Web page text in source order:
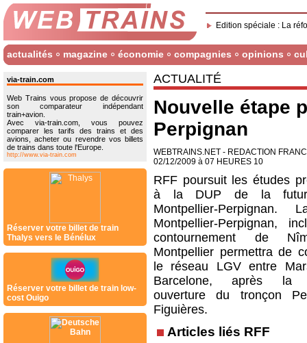
Edition spéciale : La
actualités magazine économie compagnies opinions
via-train.com
Web Trains vous propose de découvrir
son comparateur indépendant
train+avion.
Avec via-train.com, vous pouvez
comparer les tarifs des trains et des
avions, acheter ou revendre vos billets
de trains dans toute l'Europe.
http://www.via-train.com
Réserver votre billet de train
Thalys vers le Bénélux
Réserver votre billet de train low-
cost Ouigo
ACTUALITÉ
Nouvelle étape
Perpignan
WEBTRAINS.NET - REDACTION
02/12/2009 à 07 HEURES 10
RFF poursuit les études
à la DUP de la
Montpellier-Perpignan.
Montpellier-Perpignan,
contournement de
Montpellier permettra de
le réseau LGV entre
Barcelone, après la
ouverture du tronçon
Figuières.
Articles liés RFF